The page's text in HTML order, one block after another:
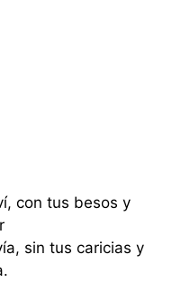
con tus besos y
sin tus caricias y